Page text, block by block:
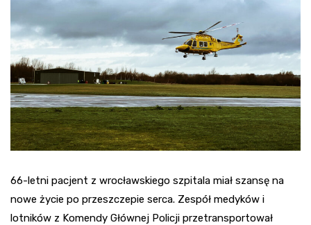
66-letni pacjent z wrocławskiego szpitala miał szansę na
nowe życie po przeszczepie serca. Zespół medyków i
lotników z Komendy Głównej Policji przetransportował